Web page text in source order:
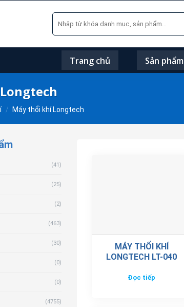
Tìm
kiếm:
Trang chủ Sản phẩm
/ Máy thổi khí Longtech
(41)
(25)
(2)
(463)
(30)
(0)
(0)
(4755)
MÁY THỔI KHÍ
LONGTECH LT-040
Đọc tiếp